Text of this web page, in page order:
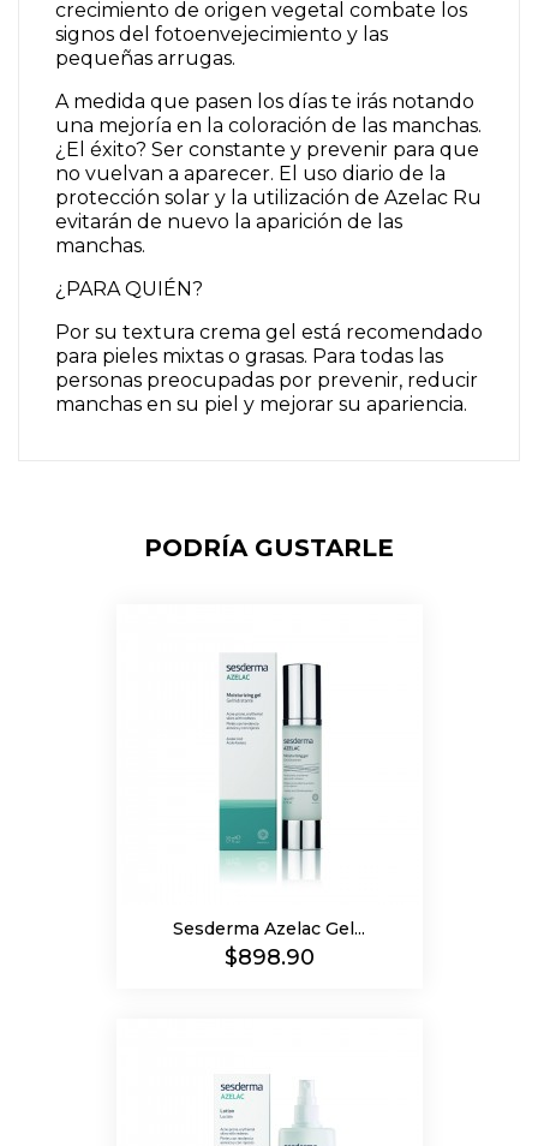
crecimiento de origen vegetal combate los
signos del fotoenvejecimiento y las
pequeñas arrugas.
A medida que pasen los días te irás notando
una mejoría en la coloración de las manchas.
¿El éxito? Ser constante y prevenir para que
no vuelvan a aparecer. El uso diario de la
protección solar y la utilización de Azelac Ru
evitarán de nuevo la aparición de las
manchas.
¿PARA QUIÉN?
Por su textura crema gel está recomendado
para pieles mixtas o grasas. Para todas las
personas preocupadas por prevenir, reducir
manchas en su piel y mejorar su apariencia.
PODRÍA GUSTARLE
Sesderma Azelac Gel...
Precio
$898.90